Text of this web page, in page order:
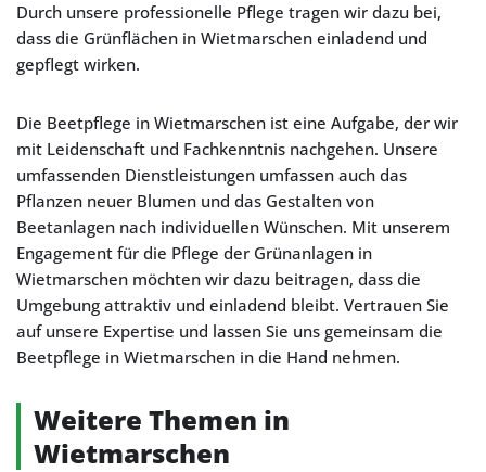
Durch unsere professionelle Pflege tragen wir dazu bei,
dass die Grünflächen in Wietmarschen einladend und
gepflegt wirken.
Die Beetpflege in Wietmarschen ist eine Aufgabe, der wir
mit Leidenschaft und Fachkenntnis nachgehen. Unsere
umfassenden Dienstleistungen umfassen auch das
Pflanzen neuer Blumen und das Gestalten von
Beetanlagen nach individuellen Wünschen. Mit unserem
Engagement für die Pflege der Grünanlagen in
Wietmarschen möchten wir dazu beitragen, dass die
Umgebung attraktiv und einladend bleibt. Vertrauen Sie
auf unsere Expertise und lassen Sie uns gemeinsam die
Beetpflege in Wietmarschen in die Hand nehmen.
Weitere Themen in
Wietmarschen